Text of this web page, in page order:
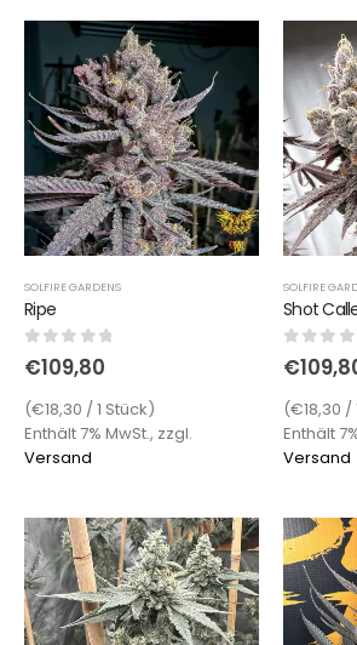
SOLFIRE GARDENS
Ripe
0out of 5
€109,80
(€18,30 / 1 Stück)
Enthält 7% MwSt., zzgl.
Versand
SOLFIRE
Shot
0out
€
(€18,30 /
Enthält
Versand